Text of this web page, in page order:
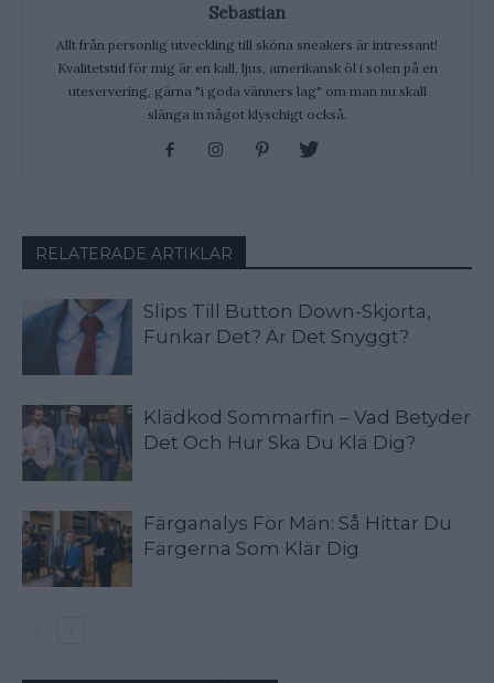
Sebastian
Allt från personlig utveckling till sköna sneakers är intressant!
Kvalitetstid för mig är en kall, ljus, amerikansk öl i solen på en
uteservering, gärna "i goda vänners lag" om man nu skall
slänga in något klyschigt också.
RELATERADE ARTIKLAR
Slips Till Button Down-Skjorta,
Funkar Det? Är Det Snyggt?
Klädkod Sommarfin – Vad Betyder
Det Och Hur Ska Du Klä Dig?
Färganalys För Män: Så Hittar Du
Färgerna Som Klär Dig